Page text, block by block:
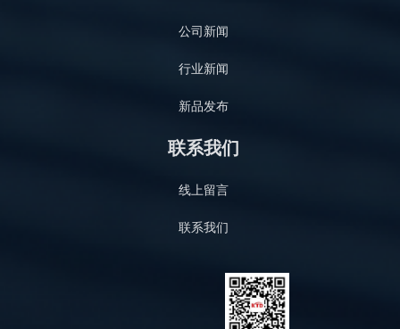
公司新闻
行业新闻
新品发布
联系我们
线上留言
联系我们